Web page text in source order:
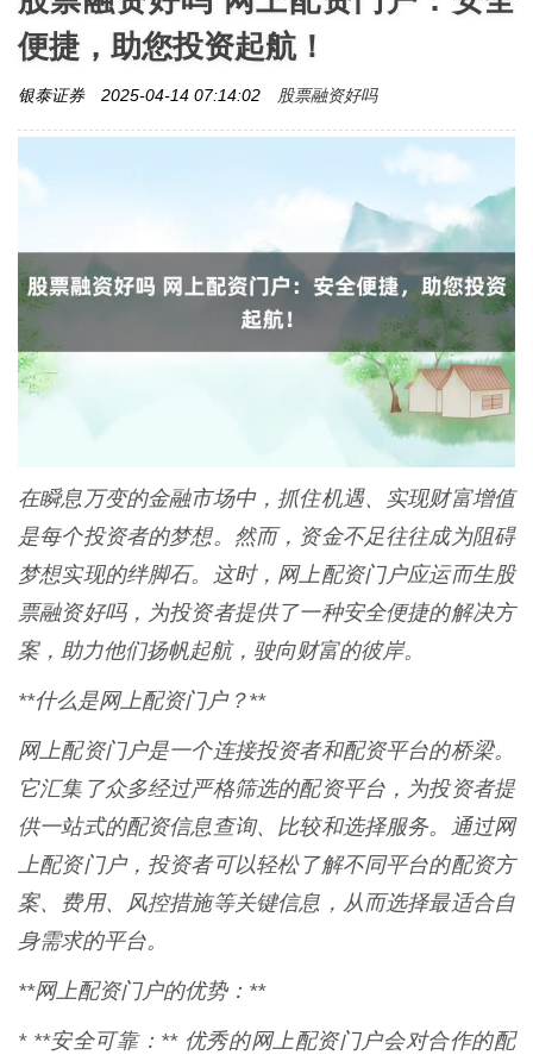
便捷，助您投资起航！
银泰证券 2025-04-14 07:14:02 股票融资好吗
在瞬息万变的金融市场中，抓住机遇、实现财富增值
是每个投资者的梦想。然而，资金不足往往成为阻碍
梦想实现的绊脚石。这时，网上配资门户应运而生股
票融资好吗，为投资者提供了一种安全便捷的解决方
案，助力他们扬帆起航，驶向财富的彼岸。
**什么是网上配资门户？**
网上配资门户是一个连接投资者和配资平台的桥梁。
它汇集了众多经过严格筛选的配资平台，为投资者提
供一站式的配资信息查询、比较和选择服务。通过网
上配资门户，投资者可以轻松了解不同平台的配资方
案、费用、风控措施等关键信息，从而选择最适合自
身需求的平台。
**网上配资门户的优势：**
* **安全可靠：** 优秀的网上配资门户会对合作的配